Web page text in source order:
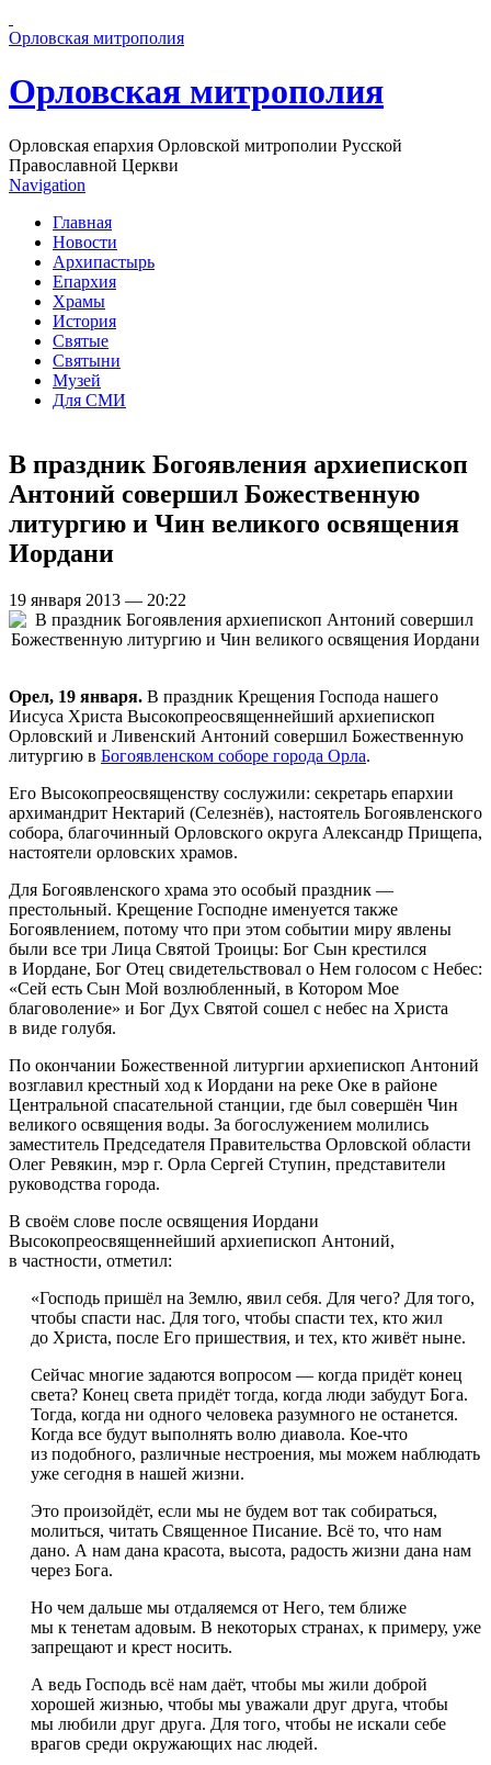
Орловская митрополия
Орловская митрополия
Орловская епархия Орловской митрополии Русской
Православной Церкви
Navigation
Главная
Новости
Архипастырь
Епархия
Храмы
История
Святые
Святыни
Музей
Для СМИ
В праздник Богоявления архиепископ
Антоний совершил Божественную
литургию и Чин великого освящения
Иордани
19 января 2013 — 20:22
Орел, 19 января. В праздник Крещения Господа нашего
Иисуса Христа Высокопреосвященнейший архиепископ
Орловский и Ливенский Антоний совершил Божественную
литургию в Богоявленском соборе города Орла.
Его Высокопреосвященству сослужили: секретарь епархии
архимандрит Нектарий (Селезнёв), настоятель Богоявленского
собора, благочинный Орловского округа Александр Прищепа,
настоятели орловских храмов.
Для Богоявленского храма это особый праздник —
престольный. Крещение Господне именуется также
Богоявлением, потому что при этом событии миру явлены
были все три Лица Святой Троицы: Бог Сын крестился
в Иордане, Бог Отец свидетельствовал о Нем голосом с Небес:
«Сей есть Сын Мой возлюбленный, в Котором Мое
благоволение» и Бог Дух Святой сошел с небес на Христа
в виде голубя.
По окончании Божественной литургии архиепископ Антоний
возглавил крестный ход к Иордани на реке Оке в районе
Центральной спасательной станции, где был совершён Чин
великого освящения воды. За богослужением молились
заместитель Председателя Правительства Орловской области
Олег Ревякин, мэр г. Орла Сергей Ступин, представители
руководства города.
В своём слове после освящения Иордани
Высокопреосвященнейший архиепископ Антоний,
в частности, отметил:
«Господь пришёл на Землю, явил себя. Для чего? Для того,
чтобы спасти нас. Для того, чтобы спасти тех, кто жил
до Христа, после Его пришествия, и тех, кто живёт ныне.
Сейчас многие задаются вопросом — когда придёт конец
света? Конец света придёт тогда, когда люди забудут Бога.
Тогда, когда ни одного человека разумного не останется.
Когда все будут выполнять волю диавола. Кое-что
из подобного, различные нестроения, мы можем наблюдать
уже сегодня в нашей жизни.
Это произойдёт, если мы не будем вот так собираться,
молиться, читать Священное Писание. Всё то, что нам
дано. А нам дана красота, высота, радость жизни дана нам
через Бога.
Но чем дальше мы отдаляемся от Него, тем ближе
мы к тенетам адовым. В некоторых странах, к примеру, уже
запрещают и крест носить.
А ведь Господь всё нам даёт, чтобы мы жили доброй
хорошей жизнью, чтобы мы уважали друг друга, чтобы
мы любили друг друга. Для того, чтобы не искали себе
врагов среди окружающих нас людей.